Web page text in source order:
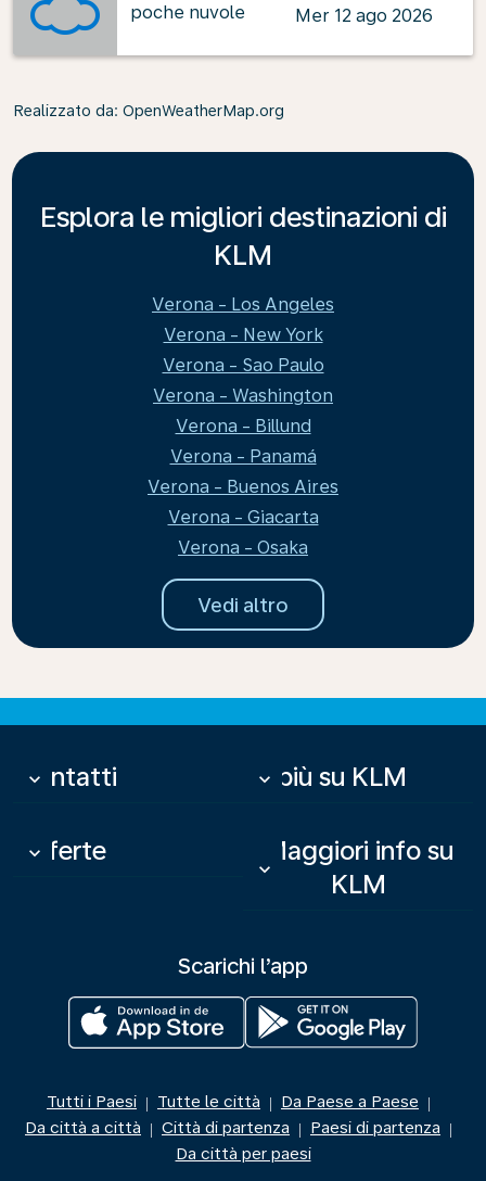
poche nuvole
Mer 12 ago 2026
Realizzato da: OpenWeatherMap.org
Esplora le migliori destinazioni di
KLM
Verona - Los Angeles
Verona - New York
Verona - Sao Paulo
Verona - Washington
Verona - Billund
Verona - Panamá
Verona - Buenos Aires
Verona - Giacarta
Verona - Osaka
Vedi altro
Contatti
keyboard_arrow_down Di più su KLM
keyboard_arrow_down
Offerte
keyboard_arrow_down
Maggiori info su
KLM
keyboard_arrow_down
Scarichi l’app
Tutti i Paesi | Tutte le città | Da Paese a Paese |
Da città a città | Città di partenza | Paesi di partenza |
Da città per paesi